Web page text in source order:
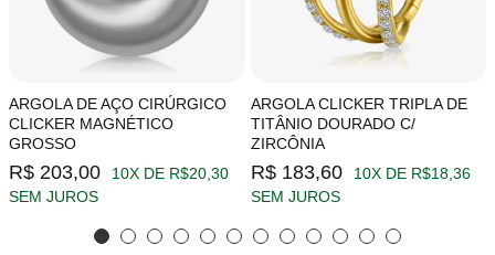
ARGOLA DE AÇO CIRÚRGICO
CLICKER MAGNÉTICO
GROSSO
R$ 203,00
10X DE R$20,30
SEM JUROS
ARGOLA CLICKER TRIPLA DE
TITÂNIO DOURADO C/
ZIRCÔNIA
R$ 183,60
10X DE R$18,36
SEM JUROS